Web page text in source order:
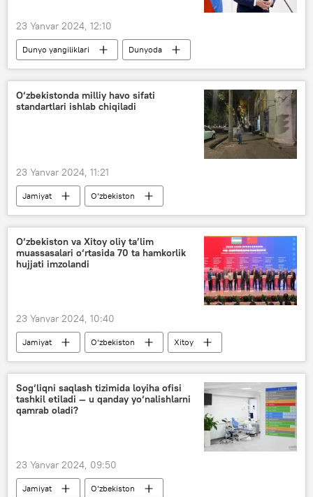
23 Yanvar 2024, 12:10
Dunyo yangiliklari
Dunyoda
Sergey Lavrov
AQSh
Donald Tramp
Ukraina
O‘zbekistonda milliy havo sifati
standartlari ishlab chiqiladi
23 Yanvar 2024, 11:21
Jamiyat
O‘zbekiston
Toshkent ob-havo
JSST
ekologiya
Ekologiya, atrof-muhitni muhofaza qilish va iqlim o‘zgarishi vazirligi
O‘zbekiston va Xitoy oliy ta’lim
muassasalari o‘rtasida 70 ta hamkorlik
hujjati imzolandi
23 Yanvar 2024, 10:40
Jamiyat O‘zbekiston
Xitoy
ta’lim
talabalar
oliy ta’lim muassasalari
Oliy ta’lim, fan va innovatsiyalar vazirligi
Sog‘liqni saqlash tizimida loyiha ofisi
tashkil etiladi — u qanday yo‘nalishlarni
qamrab oladi?
23 Yanvar 2024, 09:50
Jamiyat
O‘zbekiston